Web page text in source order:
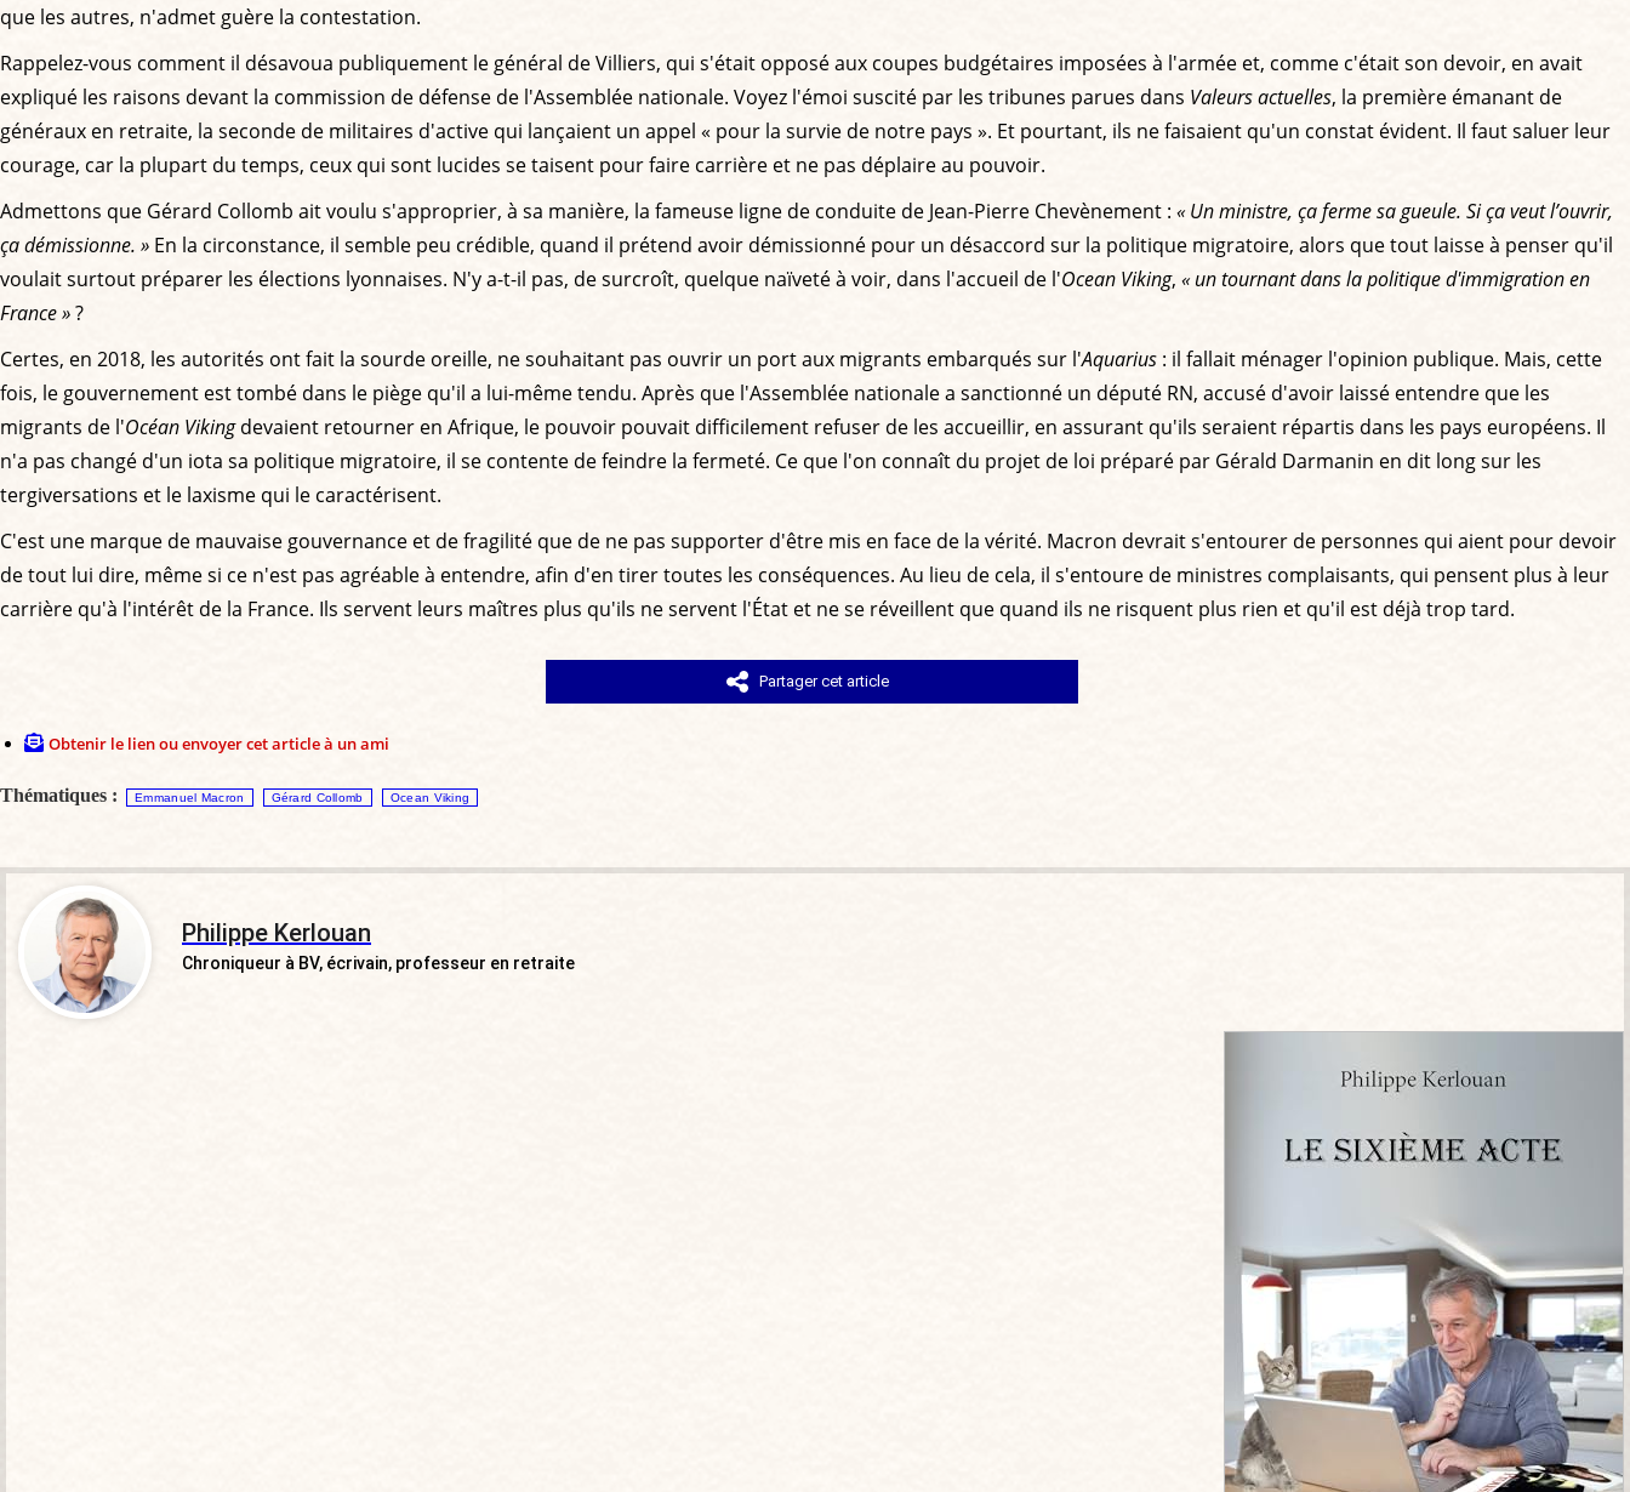
que les autres, n'admet guère la contestation.
Rappelez-vous comment il désavoua publiquement le général de Villiers, qui s'était opposé aux coupes budgétaires imposées à l'armée et, comme c'était son devoir, en avait
expliqué les raisons devant la commission de défense de l'Assemblée nationale. Voyez l'émoi suscité par les tribunes parues dans Valeurs actuelles, la première émanant de
généraux en retraite, la seconde de militaires d'active qui lançaient un appel « pour la survie de notre pays ». Et pourtant, ils ne faisaient qu'un constat évident. Il faut saluer leur
courage, car la plupart du temps, ceux qui sont lucides se taisent pour faire carrière et ne pas déplaire au pouvoir.
Admettons que Gérard Collomb ait voulu s'approprier, à sa manière, la fameuse ligne de conduite de Jean-Pierre Chevènement : « Un ministre, ça ferme sa gueule. Si ça veut l’ouvrir,
ça démissionne. » En la circonstance, il semble peu crédible, quand il prétend avoir démissionné pour un désaccord sur la politique migratoire, alors que tout laisse à penser qu'il
voulait surtout préparer les élections lyonnaises. N'y a-t-il pas, de surcroît, quelque naïveté à voir, dans l'accueil de l'Ocean Viking, « un tournant dans la politique d'immigration en
France »?
Certes, en 2018, les autorités ont fait la sourde oreille, ne souhaitant pas ouvrir un port aux migrants embarqués sur l'Aquarius : il fallait ménager l'opinion publique. Mais, cette
fois, le gouvernement est tombé dans le piège qu'il a lui-même tendu. Après que l'Assemblée nationale a sanctionné un député RN, accusé d'avoir laissé entendre que les
migrants de l'Océan Vikingdevaient retourner en Afrique, le pouvoir pouvait difficilement refuser de les accueillir, en assurant qu'ils seraient répartis dans les pays européens. Il
n'a pas changé d'un iota sa politique migratoire, il se contente de feindre la fermeté. Ce que l'on connaît du projet de loi préparé par Gérald Darmanin en dit long sur les
tergiversations et le laxisme qui le caractérisent.
C'est une marque de mauvaise gouvernance et de fragilité que de ne pas supporter d'être mis en face de la vérité. Macron devrait s'entourer de personnes qui aient pour devoir
de tout lui dire, même si ce n'est pas agréable à entendre, afin d'en tirer toutes les conséquences. Au lieu de cela, il s'entoure de ministres complaisants, qui pensent plus à leur
carrière qu'à l'intérêt de la France. Ils servent leurs maîtres plus qu'ils ne servent l'État et ne se réveillent que quand ils ne risquent plus rien et qu'il est déjà trop tard.
Partager cet article
Obtenir le lien ou envoyer cet article à un ami
Thématiques : Emmanuel Macron Gérard Collomb Ocean Viking
Philippe Kerlouan
Chroniqueur à BV, écrivain, professeur en retraite